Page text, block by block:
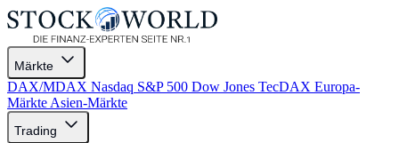
Märkte
DAX/MDAX Nasdaq S&P 500 Dow Jones TecDAX Europa-
Märkte Asien-Märkte
Trading